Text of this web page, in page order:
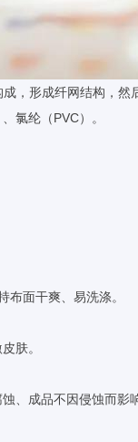
，形成纤网结构，
氯纶（PVC）。
面干爽、易洗涤。
肤。
、成品不因侵蚀而影